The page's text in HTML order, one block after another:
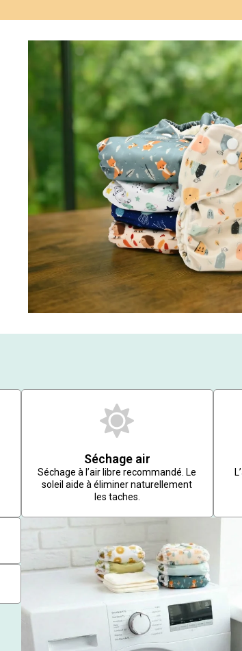
Séchage air
Séchage à l’air libre recommandé. Le
soleil aide à éliminer naturellement
les taches.